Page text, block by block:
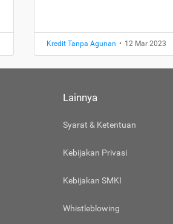
Kredit Tanpa Agunan • 12 Mar 2023
Lainnya
Syarat & Ketentuan
Kebijakan Privasi
Kebijakan SMKI
Whistleblowing